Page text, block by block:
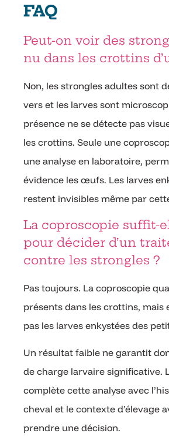
FAQ
Peut-on voir des
nu dans les crottins
Non, les strongles adultes sont
vers et les larves sont
présence ne se détecte pas
les crottins. Seule une
une analyse en laboratoire,
évidence les œufs. Les larves
restent invisibles même par
La coproscopie suffit-
pour décider d’un
contre les strongles ?
Pas toujours. La coproscopie
présents dans les crottins, mais
pas les larves enkystées des
Un résultat faible ne garantit
de charge larvaire significative.
complète cette analyse avec
cheval et le contexte d’élevage
prendre une décision.